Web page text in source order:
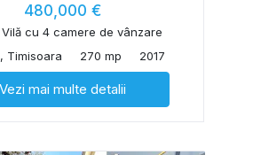
480,000 €
cu 4 camere de vânzare
Timisoara
270 mp 2017
Vezi mai multe detalii